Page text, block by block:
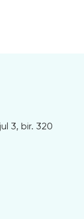
3, bir. 320